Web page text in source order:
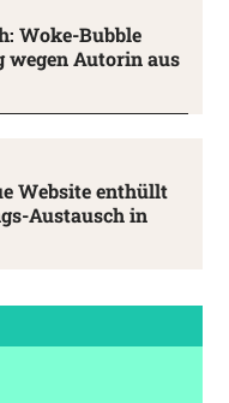
Woke-Bubble
wegen Autorin aus
Website enthüllt
Austausch in